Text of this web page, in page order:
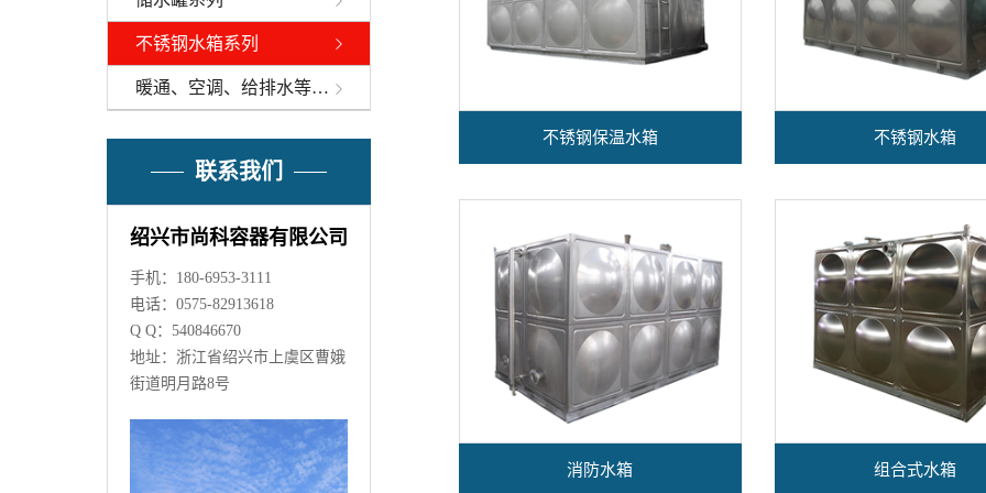
不锈钢水箱系列
暖通、空调、给排水等辅助设备
联系我们
绍兴市尚科容器有限公司
手机：180-6953-3111
电话：0575-82913618
Q Q：540846670
地址：浙江省绍兴市上虞区曹娥
街道明月路8号
不锈钢保温水箱 不锈钢水箱
消防水箱 组合式水箱